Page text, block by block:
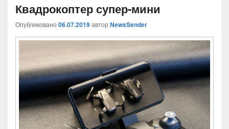
статьям
Квадрокоптер супер-мини
Опубликовано 06.07.2019автор NewsSender